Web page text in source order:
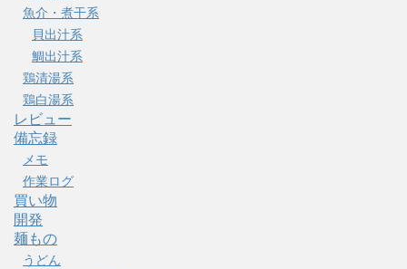
魚介・煮干系
貝出汁系
鯛出汁系
鶏清湯系
鶏白湯系
レビュー
備忘録
メモ
作業ログ
買い物
開発
麺もの
うどん